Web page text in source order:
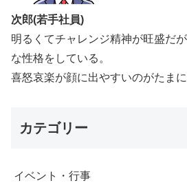
次郎(若手社員)
明るくてチャレンジ精神が旺盛だ
な性格をしている。
喜怒哀楽が顔に出やすいのがたまに
カテゴリー
イベント・行事